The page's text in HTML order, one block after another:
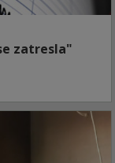
zatresla"